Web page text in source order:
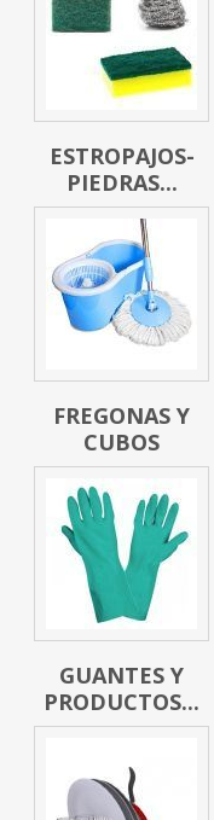
ESTROPAJOS-
PIEDRAS...
FREGONAS Y
CUBOS
GUANTES Y
PRODUCTOS...